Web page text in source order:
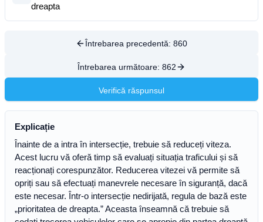
dreapta
Întrebarea precedentă: 860
Întrebarea următoare: 862
Verifică răspunsul
Explicație
Înainte de a intra în intersecție, trebuie să reduceți viteza.
Acest lucru vă oferă timp să evaluați situația traficului și să
reacționați corespunzător. Reducerea vitezei vă permite să
opriți sau să efectuați manevrele necesare în siguranță, dacă
este necesar. Într-o intersecție nedirijată, regula de bază este
„prioritatea de dreapta.” Aceasta înseamnă că trebuie să